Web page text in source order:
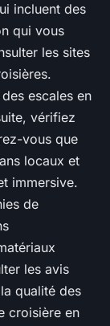
incluent des
qui vous
les sites
escales en
vérifiez
vous que
locaux et
immersive.
de
les avis
qualité des
croisière en